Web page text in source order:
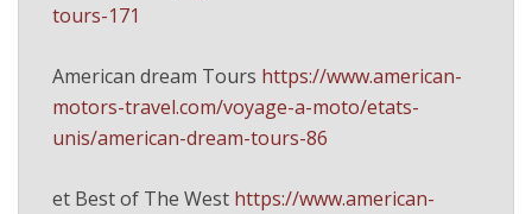
tours-171
American dream Tours https://www.american-
motors-travel.com/voyage-a-moto/etats-
unis/american-dream-tours-86
et Best of The West https://www.american-